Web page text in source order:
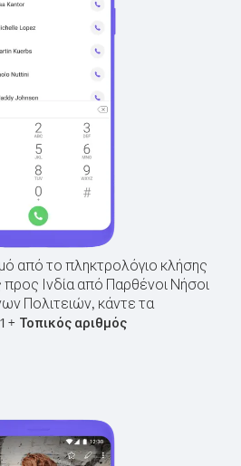
από το πληκτρολόγιο κλήσης
προς Ινδία από Παρθένοι Νήσοι
Πολιτειών, κάντε τα
+ Τοπικός αριθμός